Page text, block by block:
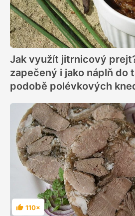
Jak využít jitrnicový
zapečený i jako náplň do
podobě polévkových
Hodnocení
110×